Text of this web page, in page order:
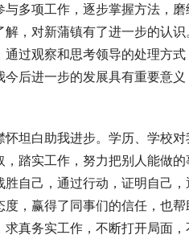
多项工作，逐步掌握方法，
，对新蒲镇有了进一步的认
过观察和思考领导的处理方
后进一步的发展具有重要意
怀坦白助我进步。学历、学校
踏实工作，努力把别人能做
自己，通过行动，证明自己
，赢得了同事们的信任，也
真务实工作，不断打开局面，